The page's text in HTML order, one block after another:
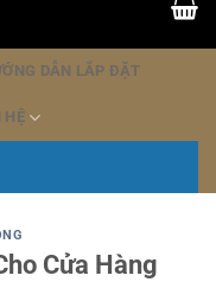
DẪN LẮP ĐẶT
HỆ
Cửa Hàng